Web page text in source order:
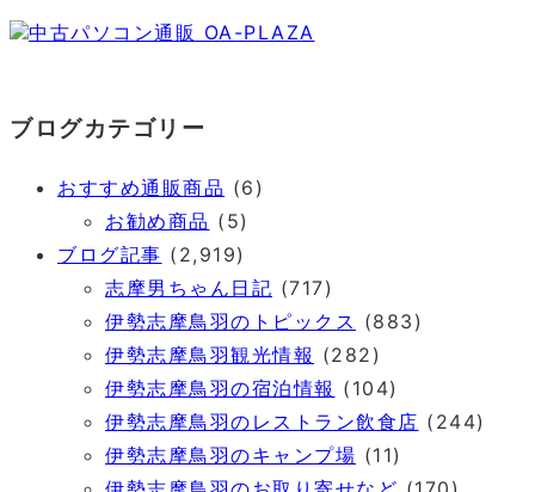
中古パソコン通販 OA-PLAZA
ブログカテゴリー
おすすめ通販商品 (6)
お勧め商品 (5)
ブログ記事 (2,919)
志摩男ちゃん日記 (717)
伊勢志摩鳥羽のトピックス (883)
伊勢志摩鳥羽観光情報 (282)
伊勢志摩鳥羽の宿泊情報 (104)
伊勢志摩鳥羽のレストラン飲食店 (244)
伊勢志摩鳥羽のキャンプ場 (11)